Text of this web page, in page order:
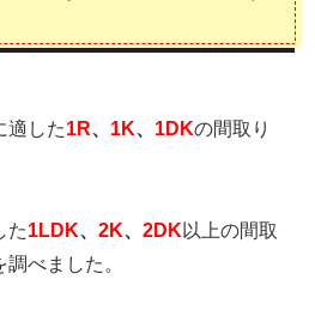
適した1R、 1K、 1DKの間取り
た1LDK、 2K、 2DK 以上の間取
べました。